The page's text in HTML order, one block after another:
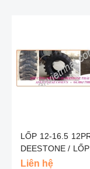
LỐP 12-16.5
DEESTONE / LỐP XE
CÔNG TRÌNH
Liên hệ